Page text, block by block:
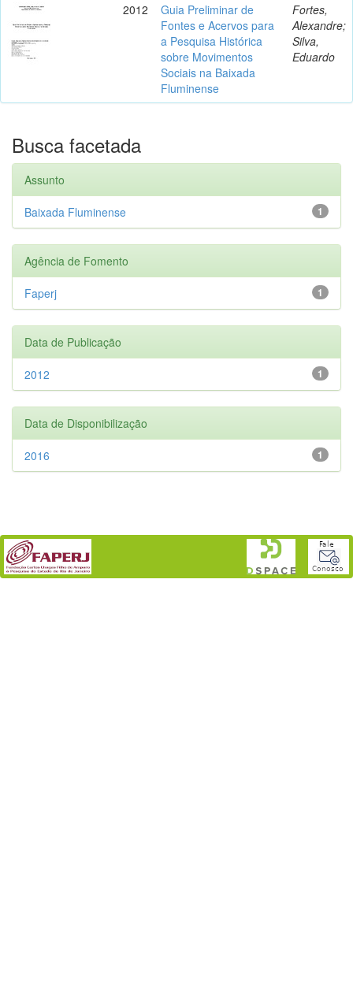
2012
Guia Preliminar de
Fontes e Acervos para
a Pesquisa Histórica
sobre Movimentos
Sociais na Baixada
Fluminense
Fortes,
Alexandre;
Silva,
Eduardo
Busca facetada
Assunto
1
Baixada Fluminense
Agência de Fomento
1
Faperj
Data de Publicação
1
2012
Data de Disponibilização
1
2016